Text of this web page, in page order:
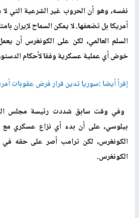
نفسه، وهو أن الحروب غير الشرعية التي لا
أمريكا بل تضعفها. لا يمكن السماح لإيران
السلم العالمي، لكن على الكونغرس أن
خوض أي عملية عسكرية وفقا لأحكام
إقرأ أيضا :سوريا تدين قرار فرض عقوبات
وفي وقت سابق شددت رئيسة مجلس
بيلوسي، على أن بدء أي نزاع عسكري مع
الكونغرس، لكن ترامب أصر على حقه
الكونغرس.